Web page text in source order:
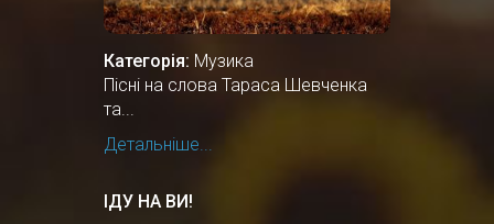
Категорія: Музика
Пісні на слова Тараса Шевченка
та...
Детальніше...
ІДУ НА ВИ!